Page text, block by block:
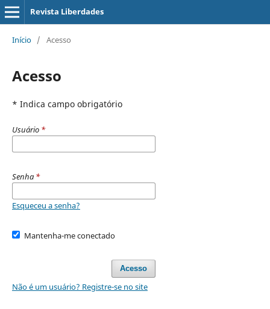
Revista Liberdades
Início / Acesso
Acesso
* Indica campo obrigatório
Usuário *
Senha *
Esqueceu a senha?
Mantenha-me conectado
Acesso
Não é um usuário? Registre-se no site